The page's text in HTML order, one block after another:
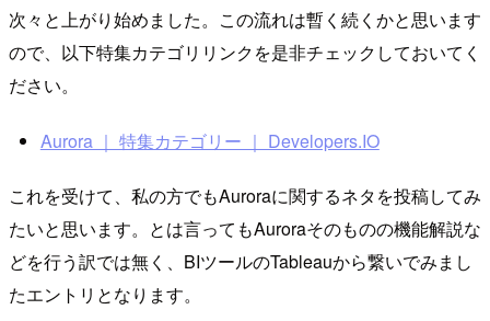
次々と上がり始めました。この流れは暫く続くかと思います
ので、以下特集カテゴリリンクを是非チェックしておいてく
ださい。
Aurora ｜ 特集カテゴリー ｜ Developers.IO
これを受けて、私の方でもAuroraに関するネタを投稿してみ
たいと思います。とは言ってもAuroraそのものの機能解説な
どを行う訳では無く、BIツールのTableauから繋いでみまし
たエントリとなります。